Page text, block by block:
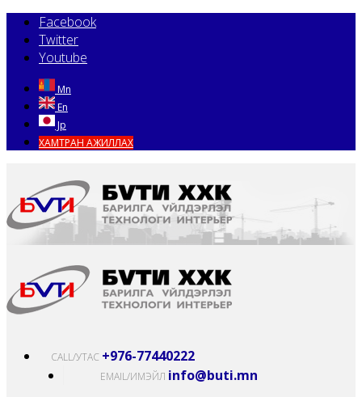
Facebook
Twitter
Youtube
Mn
En
Jp
ХАМТРАН АЖИЛЛАХ
CALL/УТАС +976-77440222
EMAIL/ИМЭЙЛ info@buti.mn